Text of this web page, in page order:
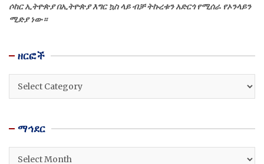
ሶከር ኢትዮጵያ በኢትዮጵያ እግር ኳስ ላይ ብቻ ትኩረቱን አድርጎ የሚሰራ የኦንላይን
ሚድያ ነው።
ዘርፎች
ዘርፎች
ማኅደር
ማኅደር